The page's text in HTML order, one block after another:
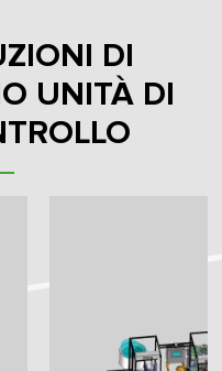
DI
UNITÀ DI